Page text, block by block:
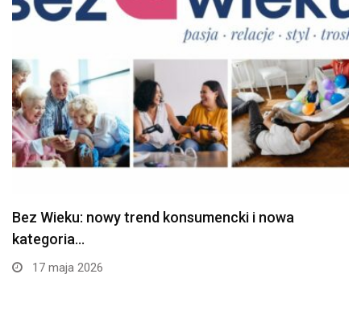
Bez Wieku: nowy trend konsumencki i nowa
kategoria…
17 maja 2026